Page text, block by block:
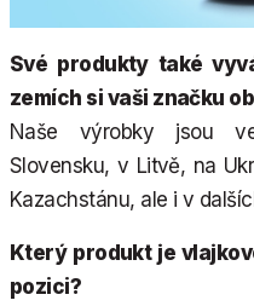
Své produkty také
zemích si vaši značku
Naše výrobky jsou
Slovensku, v Litvě, na
Kazachstánu, ale i v
Který produkt je
pozici?